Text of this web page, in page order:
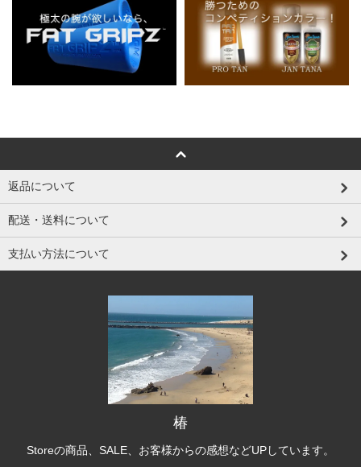
返品について
配送・送料について
支払い方法について
椿
Storeの商品、SALE、お客様からの感想などUPしています。